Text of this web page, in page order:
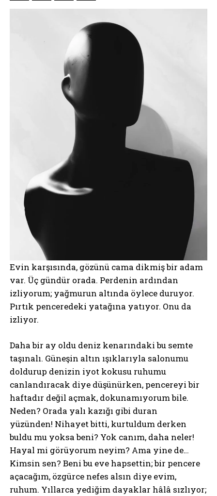
Evin karşısında, gözünü cama dikmiş bir adam
var. Üç gündür orada. Perdenin ardından
izliyorum; yağmurun altında öylece duruyor.
Pırtık penceredeki yatağına yatıyor. Onu da
izliyor.
Daha bir ay oldu deniz kenarındaki bu semte
taşınalı. Güneşin altın ışıklarıyla salonumu
doldurup denizin iyot kokusu ruhumu
canlandıracak diye düşünürken, pencereyi bir
haftadır değil açmak, dokunamıyorum bile.
Neden? Orada yalı kazığı gibi duran
yüzünden! Nihayet bitti, kurtuldum derken
buldu mu yoksa beni? Yok canım, daha neler!
Hayal mi görüyorum neyim? Ama yine de…
Kimsin sen? Beni bu eve hapsettin; bir pencere
açacağım, özgürce nefes alsın diye evim,
ruhum. Yıllarca yediğim dayaklar hâlâ sızlıyor;